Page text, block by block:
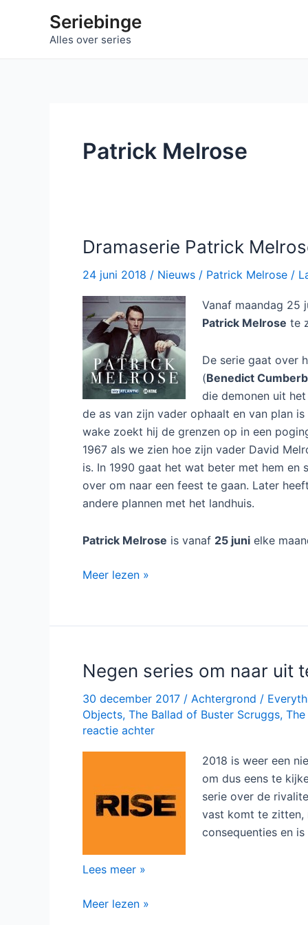
Seriebinge
Alles over series
Patrick Melrose
Dramaserie Patrick
24 juni 2018 / Nieuws / Patrick Melrose /
Vanaf maandag 25
Patrick Melrose te
De serie gaat over
(Benedict
die demonen uit
de as van zijn vader ophaalt en van plan
wake zoekt hij de grenzen op in een
1967 als we zien hoe zijn vader David
is. In 1990 gaat het wat beter met hem en
over om naar een feest te gaan. Later
andere plannen met het landhuis.
Patrick Melrose is vanaf 25 juni elke
Dramaserie
bij
Meer lezen »
Negen series om naar uit
30 december 2017 / Achtergrond /
Objects, The Ballad of Buster Scruggs,
reactie achter
2018 is weer een
om dus eens te
serie over de
vast komt te zitten,
consequenties en
Negen
om
Lees meer »
Negen
Meer lezen »